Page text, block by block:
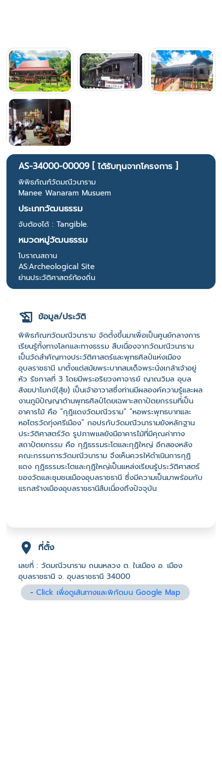
AS-34000-00009 [ ได้รับทุนจากโครงการ ]
พิพิธภัณฑ์วัดมณีวนาราม
Manee Wanaram Musuem
ประเภทวัฒนธรรม
จับต้องได้ : Tangible.
หมวดหมู่วัฒนธรรม
โบราณสถาน
AS:Archeological Site
ย่านประวัติศาสตร์ท้องถิ่น
ข้อมูล/ประวัติ
พิพิธภัณฑวัดมณีวนาราม จัดตั้งขึ้นมาเพื่อเป็นศูนย์กลางการ
เรียนรู้ทั้งทางโลกและทางธรรม สืบเนื่องจากวัดมณีวนาราม
เป็นวัดสำคัญทางประวัติศาสตร์และพุทธศิลป์แห่งเมือง
อุบลราชธานี มาตั้งแต่สมัยพระบาทสมเด็จพระนั่งเกล้าเจ้าอยู่
หัว รัชกาลที่ 3 โดยมีพระอริยวงศาจารย์ ญาณวิมล อุบล
สังฆปาโมกข์(สุ้ย) เป็นเจ้าอาวาสซึ่งท่านมีผลองค์ความรู้และผล
งานภูมิปัญญาด้านพุทธศิลป์โดยเฉพาะสถาปัตยกรรมที่เป็น
อาคารไม้ คือ “กุฎิแดงวัดมณีวราม” “หอพระพุทธบาทและ
หอไตรวัดทุ่งศรีเมือง” กอปรกับวัดมณีวนารามยังหลักฐาน
ประวัติศาสตร์วัด รูปภาพแลยังมีอาคารไม้ที่มีคุณค่าทาง
สถาปัตยกรรม คือ กุฏิธรรมระโตและกุฏิใหญ่ อีกสองหลัง
คณะกรรมการวัดมณีวนาราม จึงเห็นควรให้ดำเนินการกุฏิ
แดง กุฏิธรรมระโตและกุฏิใหญ่เป็นแหล่งเรียนรู้ประวัติศาสตร์
ของวัดและชุมชนเมืองอุบลราชธานี ซึ่งมีความเป็นมาพร้อมกับ
แรกสร้างเมืองอุบลราชธานีสืบเนื่องถึงปัจจุบัน
ที่ตั้ง
เลขที่ : วัดมณีวนาราม ถนนหลวง ต. ในเมือง อ. เมือง
อุบลราชธานี จ. อุบลราชธานี 34000
-Click เพื่อดูเส้นทางและพิกัดบน Google Map